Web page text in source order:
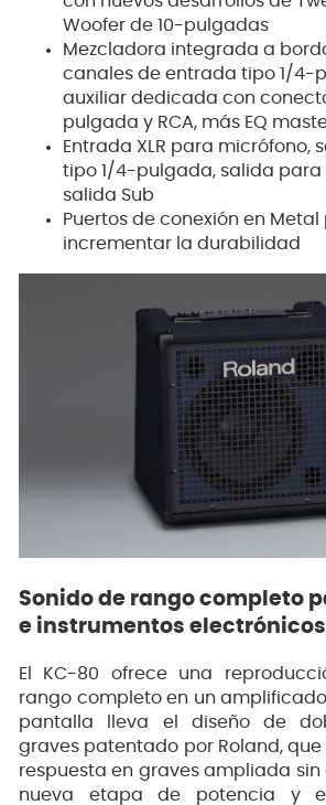
Woofer de 10-pulgadas
Mezcladora integrada a
canales de entrada tipo 1/4-
auxiliar dedicada con
pulgada y RCA, más EQ
Entrada XLR para micrófono,
tipo 1/4-pulgada, salida para
salida Sub
Puertos de conexión en Metal
incrementar la durabilidad
Sonido de rango completo
e instrumentos electrónicos
El KC-80 ofrece una
rango completo en un
pantalla lleva el diseño de
graves patentado por Roland,
respuesta en graves ampliada sin
nueva etapa de potencia y